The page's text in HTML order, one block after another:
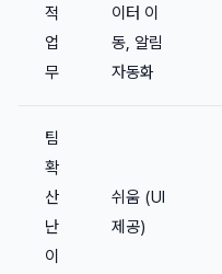
적
업
무
이터 이
동, 알림
자동화
팀
확
산
난
이
쉬움 (UI
제공)